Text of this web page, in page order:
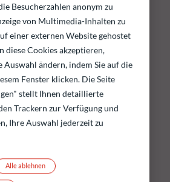
zum 06.08.2026
Besucherzahlen anonym zu
von Multimedia-Inhalten zu
einer externen Website gehostet
diese Cookies akzeptieren,
Auswahl ändern, indem Sie auf die
Fenster klicken. Die Seite
stellt Ihnen detaillierte
Trackern zur Verfügung und
Ihre Auswahl jederzeit zu
Alle ablehnen